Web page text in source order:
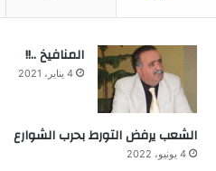
المنافيخ ..!!
4 يناير، 2021
الشعب يرفض التورط بحرب الشوارع
4 يونيو، 2022